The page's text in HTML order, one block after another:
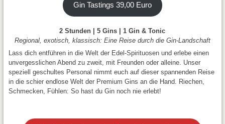
Gin Tastings 39,00 Euro
2 Stunden | 5 Gins | 1 Gin & Tonic
Regional, exotisch, klassisch: Eine Reise durch die Gin-Landschaft
Lass dich entführen in die Welt der Edel-Spirituosen und erlebe einen
unvergesslichen Abend zu zweit, mit Freunden oder alleine. Unser
speziell geschultes Personal nimmt euch auf dieser spannenden Reise
in die schier endlose Welt der Premium Gins an die Hand. Riechen,
Schmecken, Fühlen: So hast du Gin noch nie erlebt!